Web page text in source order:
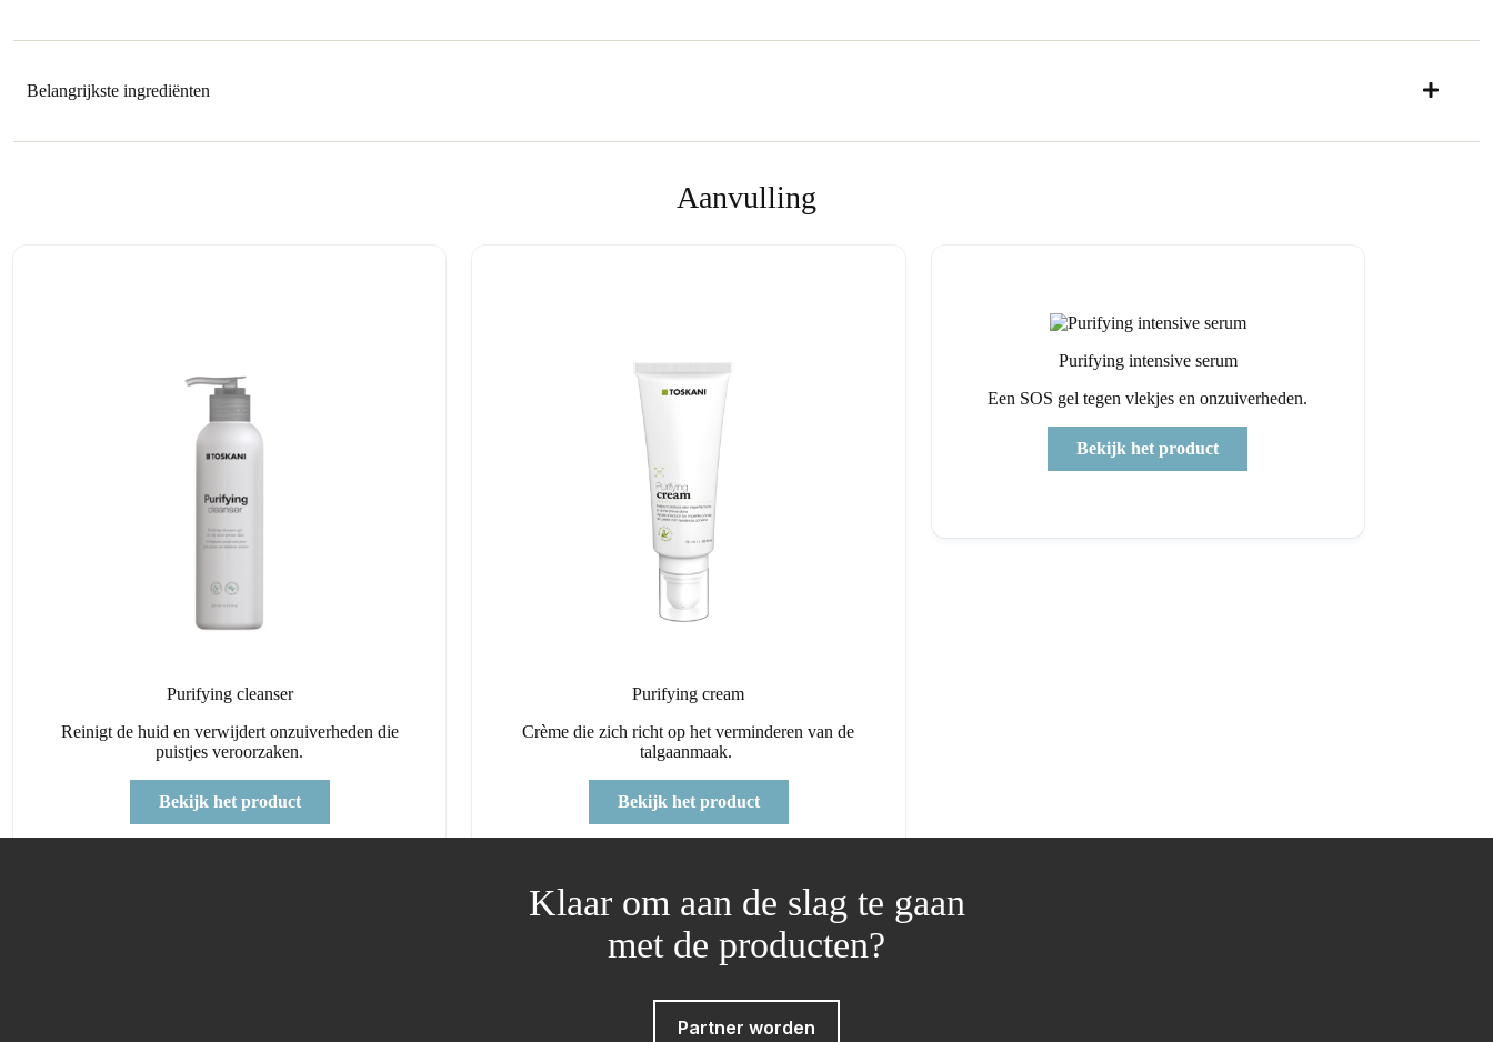
Belangrijkste ingrediënten
Aanvulling
Purifying cleanser
Reinigt de huid en verwijdert onzuiverheden die
puistjes veroorzaken.
Bekijk het product
Purifying cream
Crème die zich richt op het verminderen van de
talgaanmaak.
Bekijk het product
Purifying intensive serum
Een SOS gel tegen vlekjes en onzuiverheden.
Bekijk het product
Klaar om aan de slag te gaan
met de producten?
Partner worden